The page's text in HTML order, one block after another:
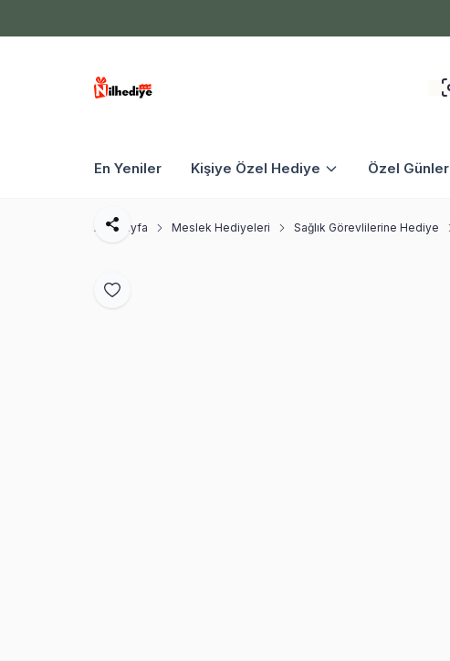
En Yeniler Kişiye Özel Hediye Özel Günler
Ana Sayfa Meslek Hediyeleri Sağlık Görevlilerine Hediye
Favoriye Ekle
Paylaş